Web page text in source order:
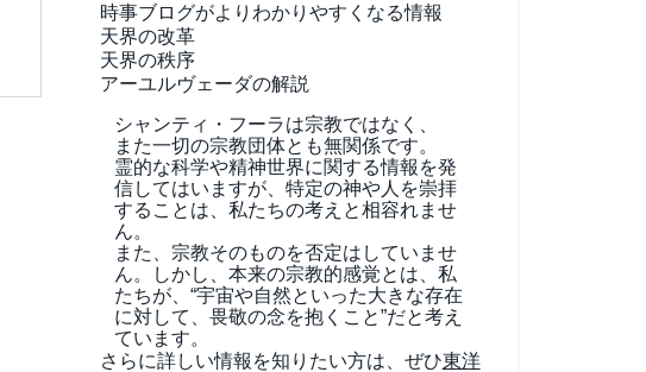
時事ブログがよりわかりやすくなる情報
天界の改革
天界の秩序
アーユルヴェーダの解説
シャンティ・フーラは宗教ではなく、
また一切の宗教団体とも無関係です。
霊的な科学や精神世界に関する情報を発
信してはいますが、特定の神や人を崇拝
することは、私たちの考えと相容れませ
ん。
また、宗教そのものを否定はしていませ
ん。しかし、本来の宗教的感覚とは、私
たちが、“宇宙や自然といった大きな存在
に対して、畏敬の念を抱くこと”だと考え
ています。
さらに詳しい情報を知りたい方は、ぜひ東洋